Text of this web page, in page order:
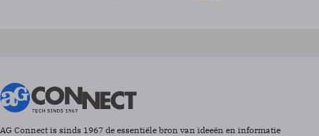
AG Connect is sinds 1967 de essentiële bron van ideeën en informatie